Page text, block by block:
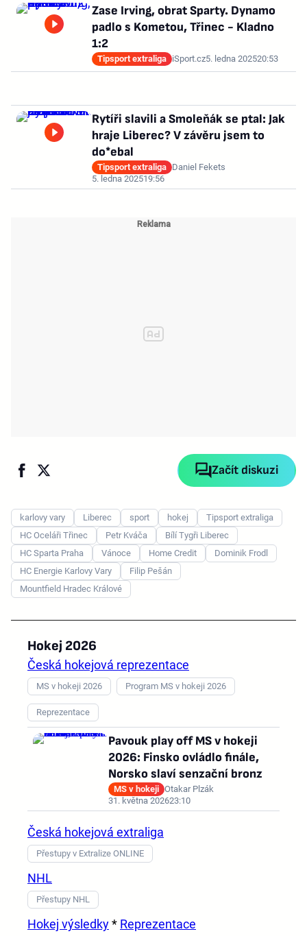
Zase Irving, obrat Sparty. Dynamo
padlo s Kometou, Třinec - Kladno
1:2
Tipsport extraliga iSport.cz5. ledna 202520:53
Rytíři slavili a Smoleňák se ptal: Jak
hraje Liberec? V závěru jsem to
do*ebal
Tipsport extraliga Daniel Fekets
5. ledna 202519:56
Začít diskuzi
karlovy vary Liberec sport hokej
Tipsport extraliga
HC Oceláři Třinec
Petr Kváča
Bílí Tygři Liberec
HC Sparta Praha
Vánoce Home Credit
Dominik Frodl
HC Energie Karlovy Vary
Filip Pešán
Mountfield Hradec Králové
Hokej 2026
Česká hokejová reprezentace
MS v hokeji 2026 Program MS v hokeji 2026
Reprezentace
Pavouk play off MS v hokeji
2026: Finsko ovládlo finále,
Norsko slaví senzační bronz
MS v hokeji Otakar Plzák
31. května 202623:10
Česká hokejová extraliga
Přestupy v Extralize ONLINE
NHL
Přestupy NHL
Hokej výsledky* Reprezentace